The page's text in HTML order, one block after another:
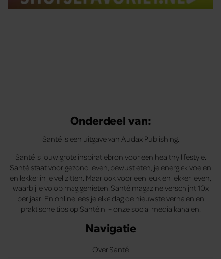
Onderdeel van:
Santé is een uitgave van Audax Publishing.
Santé is jouw grote inspiratiebron voor een healthy lifestyle.
Santé staat voor gezond leven, bewust eten, je energiek voelen
en lekker in je vel zitten. Maar ook voor een leuk en lekker leven,
waarbij je volop mag genieten. Santé magazine verschijnt 10x
per jaar. En online lees je elke dag de nieuwste verhalen en
praktische tips op Santé.nl + onze social media kanalen.
Navigatie
Over Santé